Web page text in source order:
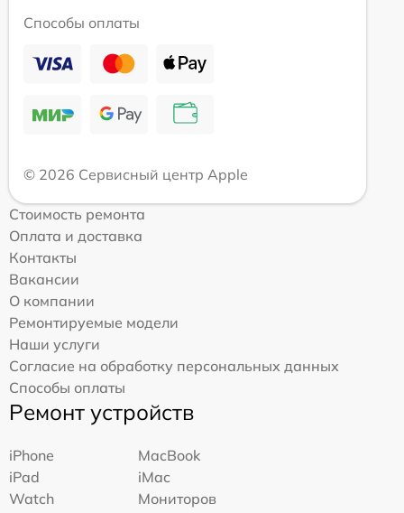
Способы оплаты
© 2026 Сервисный центр Apple
Стоимость ремонта
Оплата и доставка
Контакты
Вакансии
О компании
Ремонтируемые модели
Наши услуги
Согласие на обработку персональных данных
Способы оплаты
Ремонт устройств
iPhone
MacBook
iPad
iMac
Watch
Мониторов